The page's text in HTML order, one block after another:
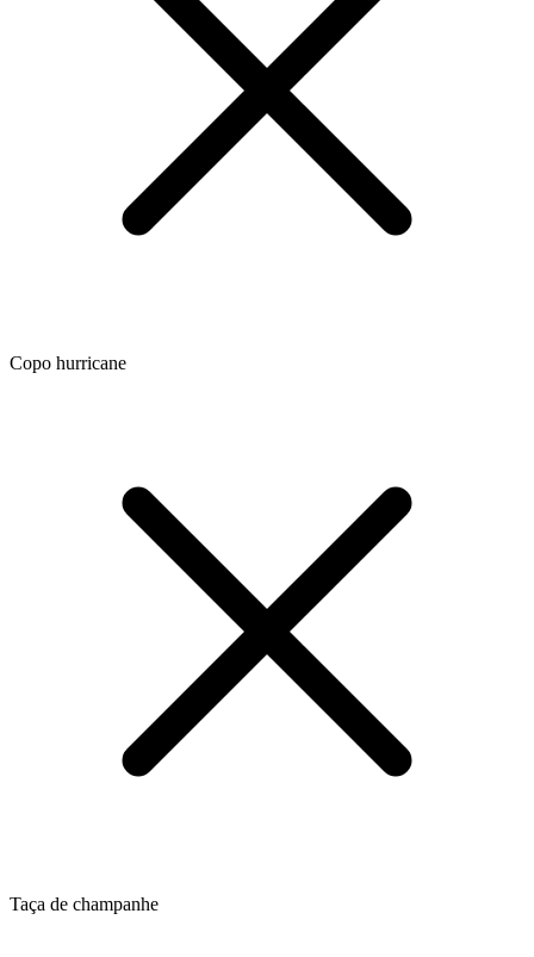
Copo hurricane
Taça de champanhe